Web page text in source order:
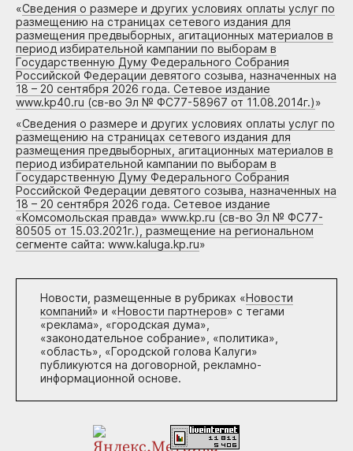
«Сведения о размере и других условиях оплаты услуг по
размещению на страницах сетевого издания для
размещения предвыборных, агитационных материалов в
период избирательной кампании по выборам в
Государственную Думу Федерального Собрания
Российской Федерации девятого созыва, назначенных на
18 – 20 сентября 2026 года. Сетевое издание
www.kp40.ru (св-во Эл № ФС77-58967 от 11.08.2014г.)»
«Сведения о размере и других условиях оплаты услуг по
размещению на страницах сетевого издания для
размещения предвыборных, агитационных материалов в
период избирательной кампании по выборам в
Государственную Думу Федерального Собрания
Российской Федерации девятого созыва, назначенных на
18 – 20 сентября 2026 года. Сетевое издание
«Комсомольская правда» www.kp.ru (св-во Эл № ФС77-
80505 от 15.03.2021г.), размещение на региональном
сегменте сайта: www.kaluga.kp.ru»
Новости, размещенные в рубриках «Новости
компаний» и «Новости партнеров» с тегами
«реклама», «городская дума»,
«законодательное собрание», «политика»,
«область», «Городской голова Калуги»
публикуются на договорной, рекламно-
информационной основе.